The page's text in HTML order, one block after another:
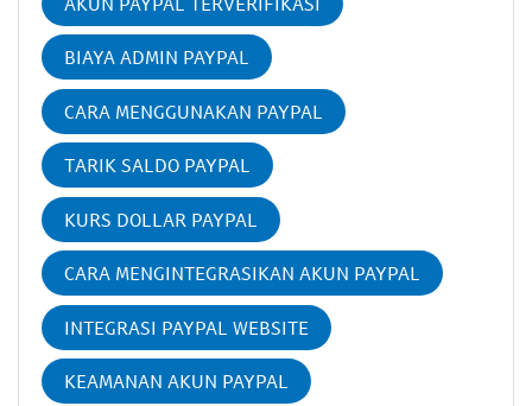
BIAYA ADMIN PAYPAL
CARA MENGGUNAKAN PAYPAL
TARIK SALDO PAYPAL
KURS DOLLAR PAYPAL
CARA MENGINTEGRASIKAN AKUN PAYPAL
INTEGRASI PAYPAL WEBSITE
KEAMANAN AKUN PAYPAL